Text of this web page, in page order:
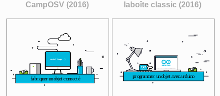
CampOSV (2016) laboîte classic (2016)